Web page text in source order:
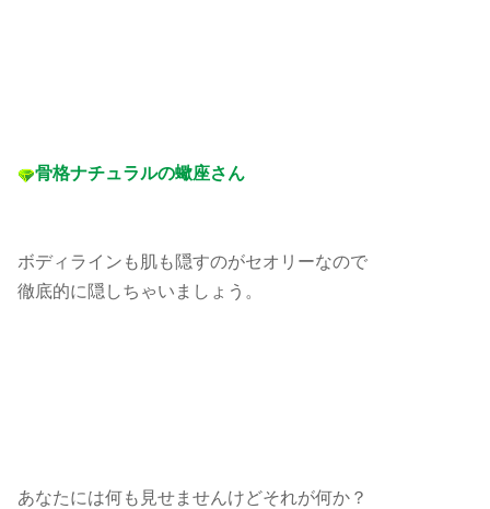
骨格ナチュラルの蠍座さん
ボディラインも肌も隠すのがセオリーなので
徹底的に隠しちゃいましょう。
あなたには何も見せませんけどそれが何か？